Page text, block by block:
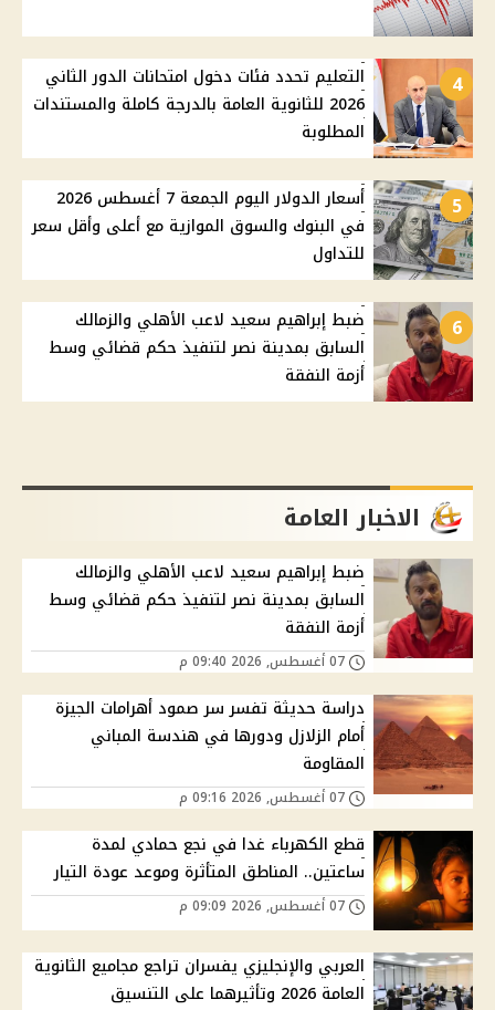
4
التعليم تحدد فئات دخول امتحانات الدور الثاني
2026 للثانوية العامة بالدرجة كاملة والمستندات
المطلوبة
5
أسعار الدولار اليوم الجمعة 7 أغسطس 2026
في البنوك والسوق الموازية مع أعلى وأقل سعر
للتداول
6
ضبط إبراهيم سعيد لاعب الأهلي والزمالك
السابق بمدينة نصر لتنفيذ حكم قضائي وسط
أزمة النفقة
الاخبار العامة
ضبط إبراهيم سعيد لاعب الأهلي والزمالك
السابق بمدينة نصر لتنفيذ حكم قضائي وسط
أزمة النفقة
دراسة حديثة تفسر سر صمود أهرامات الجيزة
أمام الزلازل ودورها في هندسة المباني
المقاومة
قطع الكهرباء غدا في نجع حمادي لمدة
ساعتين.. المناطق المتأثرة وموعد عودة التيار
العربي والإنجليزي يفسران تراجع مجاميع الثانوية
العامة 2026 وتأثيرهما على التنسيق